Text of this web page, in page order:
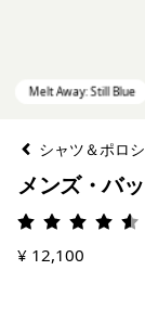
シャツ＆ポロ
メンズ・バ
評価: 4.6
¥ 12,100